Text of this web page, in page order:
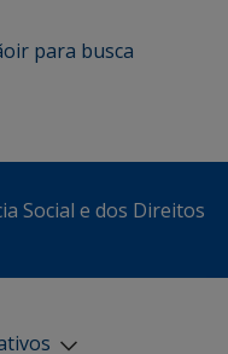
ir para busca
Social e dos Direitos